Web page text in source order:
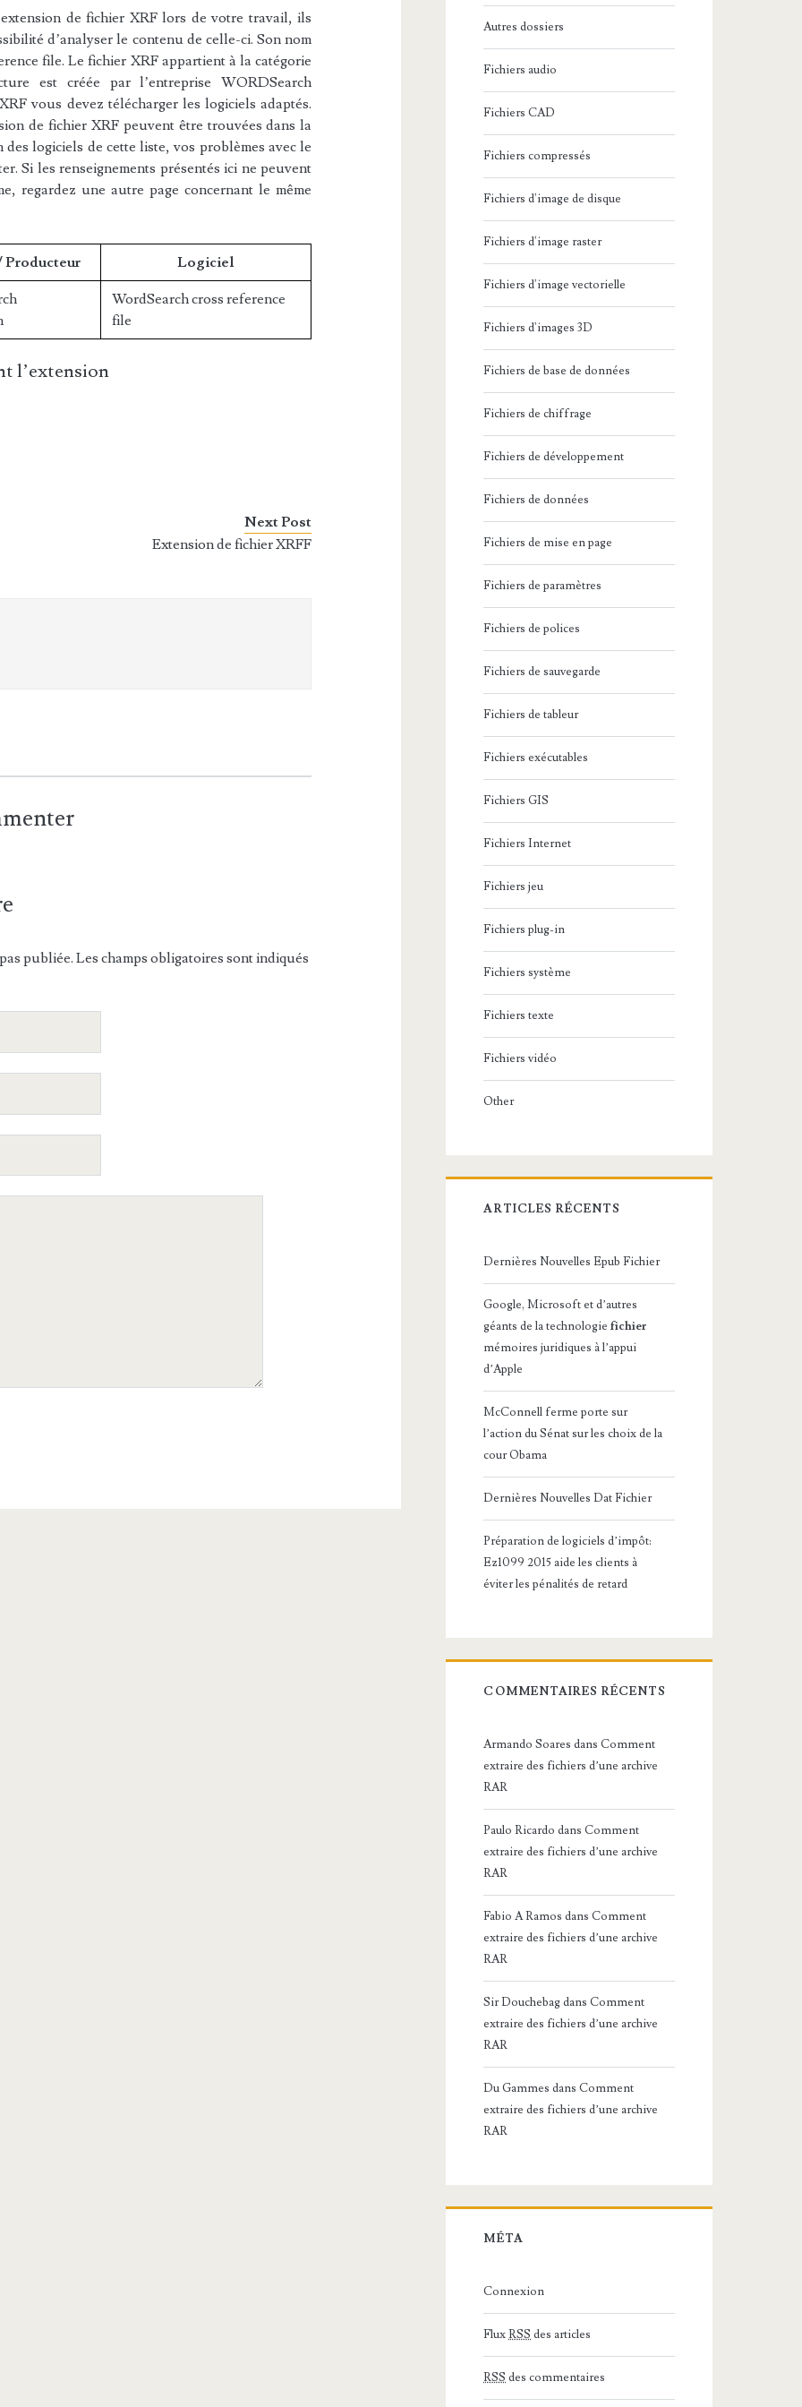
de fichier XRF lors de votre travail, ils
d’analyser le contenu de celle-ci. Son nom
file. Le fichier XRF appartient à la catégorie
est créée par l’entreprise WORDSearch
vous devez télécharger les logiciels adaptés.
de fichier XRF peuvent être trouvées dans la
logiciels de cette liste, vos problèmes avec le
Si les renseignements présentés ici ne peuvent
regardez une autre page concernant le même
Producteur Logiciel
WordSearch cross reference
file
l’extension
Next Post
Extension de fichier XRFF
publiée. Les champs obligatoires sont indiqués
Autres dossiers
Fichiers audio
Fichiers CAD
Fichiers compressés
Fichiers d'image de disque
Fichiers d'image raster
Fichiers d'image vectorielle
Fichiers d'images 3D
Fichiers de base de données
Fichiers de chiffrage
Fichiers de développement
Fichiers de données
Fichiers de mise en page
Fichiers de paramètres
Fichiers de polices
Fichiers de sauvegarde
Fichiers de tableur
Fichiers exécutables
Fichiers GIS
Fichiers Internet
Fichiers jeu
Fichiers plug-in
Fichiers système
Fichiers texte
Fichiers vidéo
Other
ARTICLES RÉCENTS
Dernières Nouvelles Epub Fichier
Google, Microsoft et d’autres
géants de la technologiefichier
mémoires juridiques à l’appui
d’Apple
McConnell ferme porte sur
l’action du Sénat sur les choix de la
cour Obama
Dernières Nouvelles Dat Fichier
Préparation de logiciels d’impôt:
Ez1099 2015 aide les clients à
éviter les pénalités de retard
COMMENTAIRES RÉCENTS
Armando Soares dansComment
extraire des fichiers d’une archive
RAR
Paulo Ricardo dansComment
extraire des fichiers d’une archive
RAR
Fabio A Ramos dansComment
extraire des fichiers d’une archive
RAR
Sir DouchebagdansComment
extraire des fichiers d’une archive
RAR
Du Gammes dansComment
extraire des fichiers d’une archive
RAR
MÉTA
Connexion
FluxRSS des articles
RSS des commentaires